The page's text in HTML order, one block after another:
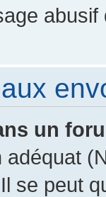
un
se peut